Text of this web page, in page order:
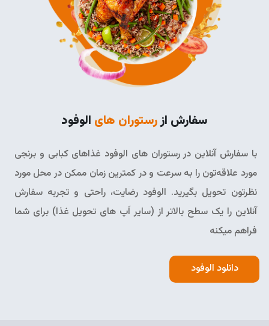
سفارش ازرستوران های الوفود
با سفارش آنلاین در رستوران های الوفود غذاهای کبابی و برنجی
مورد علاقه‌تون را به سرعت و در کمترین زمان ممکن در محل مورد
نظرتون تحویل بگیرید. الوفود رضایت، راحتی و تجربه سفارش
آنلاین را یک سطح بالاتر از (سایر اَپ های تحویل غذا) برای شما
فراهم میکنه
دانلود الوفود